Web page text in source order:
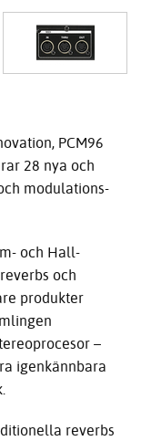
PCM96
28 nya och
modulations-
och Hall-
och
produkter
–
igenkännbara
reverbs